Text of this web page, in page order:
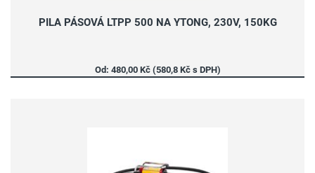
PILA PÁSOVÁ LTPP 500 NA YTONG, 230V, 150KG
Od: 480,00 Kč (580,8 Kč s DPH)